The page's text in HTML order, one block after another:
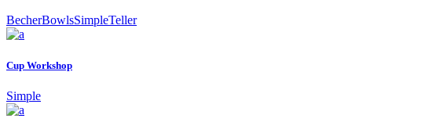
BecherBowlsSimpleTeller
Cup Workshop
Simple